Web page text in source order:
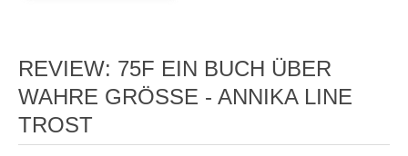
REVIEW: 75F EIN BUCH ÜBER
WAHRE GRÖSSE - ANNIKA LINE
TROST